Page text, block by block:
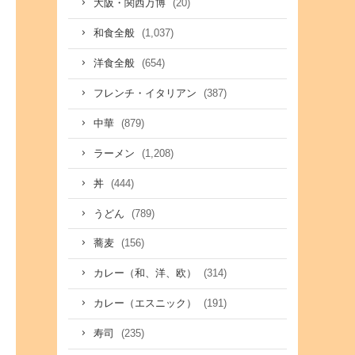
大阪・関西万博 (20)
和食全般 (1,037)
洋食全般 (654)
フレンチ・イタリアン (387)
中華 (879)
ラーメン (1,208)
丼 (444)
うどん (789)
蕎麦 (156)
カレー（和、洋、欧） (314)
カレー（エスニック） (191)
寿司 (235)